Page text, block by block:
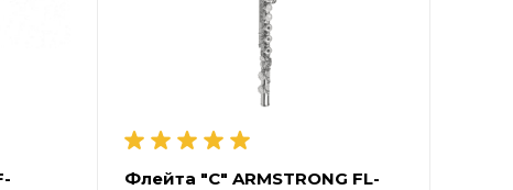
Флейта "C" ARMSTRONG FL-